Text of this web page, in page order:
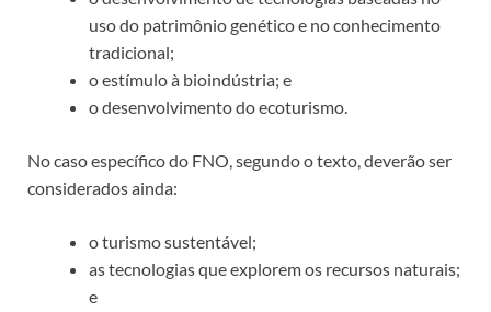
uso do patrimônio genético e no conhecimento
tradicional;
o estímulo à bioindústria; e
o desenvolvimento do ecoturismo.
No caso específico do FNO, segundo o texto, deverão ser
considerados ainda:
o turismo sustentável;
as tecnologias que explorem os recursos naturais;
e